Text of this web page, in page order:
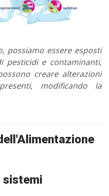
possiamo essere esposti
pesticidi e contaminanti,
creare alterazioni
modificando la
sistemi